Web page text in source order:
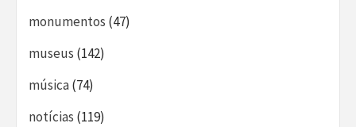
monumentos (47)
museus (142)
música(74)
notícias (119)